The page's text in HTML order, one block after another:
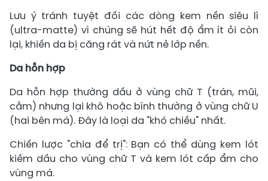
Lưu ý tránh tuyệt đối các dòng kem nền siêu lì
(ultra-matte) vì chúng sẽ hút hết độ ẩm ít ỏi còn
lại, khiến da bị căng rát và nứt nẻ lớp nền.
Da hỗn hợp
Da hỗn hợp thường dầu ở vùng chữ T (trán, mũi,
cằm) nhưng lại khô hoặc bình thường ở vùng chữ U
(hai bên má). Đây là loại da "khó chiều" nhất.
Chiến lược "chia để trị": Bạn có thể dùng kem lót
kiềm dầu cho vùng chữ T và kem lót cấp ẩm cho
vùng má.